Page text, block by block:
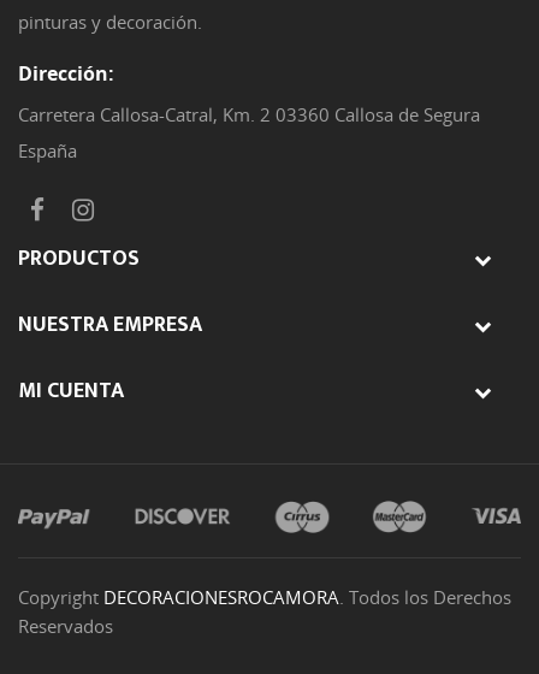
pinturas y decoración.
Dirección:
Carretera Callosa-Catral, Km. 2 03360 Callosa de Segura
España
PRODUCTOS
NUESTRA EMPRESA
MI CUENTA
Copyright DECORACIONESROCAMORA. Todos los Derechos
Reservados